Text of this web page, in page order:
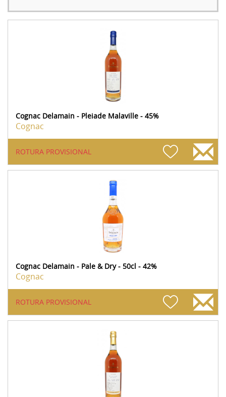
Cognac Delamain - Pleiade Malaville - 45%
Cognac
ROTURA PROVISIONAL
Cognac Delamain - Pale & Dry - 50cl - 42%
Cognac
ROTURA PROVISIONAL